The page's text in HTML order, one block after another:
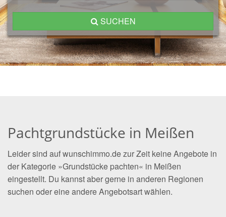
SUCHEN
Pachtgrundstücke in Meißen
Leider sind auf wunschimmo.de zur Zeit keine Angebote in
der Kategorie »Grundstücke pachten« in Meißen
eingestellt. Du kannst aber gerne in anderen Regionen
suchen oder eine andere Angebotsart wählen.